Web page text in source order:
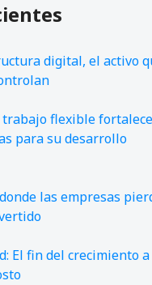
digital, el activo
trabajo flexible fortalece
para su desarrollo
las empresas
El fin del crecimiento a